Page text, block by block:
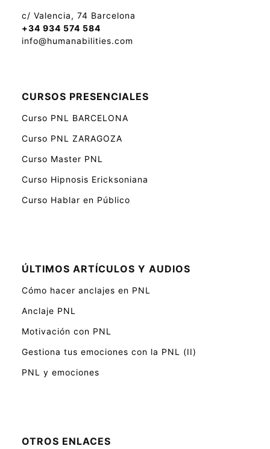
c/ Valencia, 74 Barcelona
+34 934 574 584
info@humanabilities.com
CURSOS PRESENCIALES
Curso PNL BARCELONA
Curso PNL ZARAGOZA
Curso Master PNL
Curso Hipnosis Ericksoniana
Curso Hablar en Público
ÚLTIMOS ARTÍCULOS Y AUDIOS
Cómo hacer anclajes en PNL
Anclaje PNL
Motivación con PNL
Gestiona tus emociones con la PNL (II)
PNL y emociones
OTROS ENLACES